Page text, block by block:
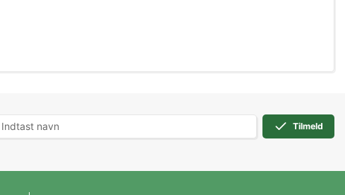
Tilmeld